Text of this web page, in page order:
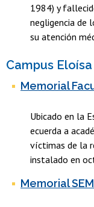
1984) y
negligencia de
su atención
Campus
Memorial
Ubicado en la
ecuerda a
víctimas de la
instalado en
Memorial